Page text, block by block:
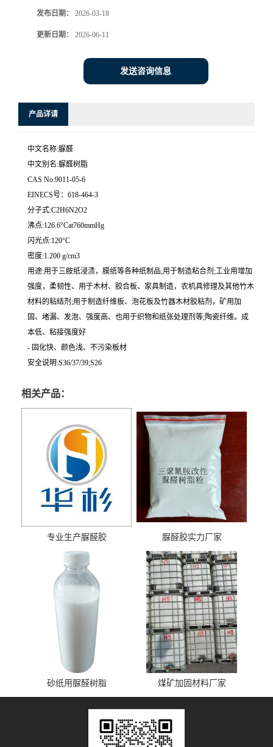
发布日期： 2026-03-18
更新日期： 2026-06-11
发送咨询信息
产品详请
中文名称:脲醛
中文别名:脲醛树脂
CAS No:9011-05-6
EINECS号：618-464-3
分子式:C2H6N2O2
沸点:126.6°Cat760mmHg
闪光点:120°C
密度:1.200 g/cm3
用途:用于三胺纸浸渍，膜纸等各种纸制品;用于制造粘合剂;工业用增加
强度，柔韧性、用于木材、胶合板、家具制造，农机具修理及其他竹木
材料的粘结剂;用于制造纤维板、泡花板及竹器木材胶粘剂，矿用加
固、堵漏、发泡、强度高、也用于织物和纸张处理剂等;陶瓷纤维。成
本低、粘接强度好
- 固化快、颜色浅、不污染板材
安全说明:S36/37/39;S26
相关产品：
专业生产脲醛胶 脲醛胶实力厂家
砂纸用脲醛树脂 煤矿加固材料厂家